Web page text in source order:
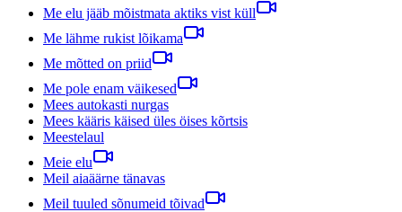
Me elu jääb mõistmata aktiks vist küll
Me lähme rukist lõikama
Me mõtted on priid
Me pole enam väikesed
Mees autokasti nurgas
Mees kääris käised üles öises kõrtsis
Meestelaul
Meie elu
Meil aiaäärne tänavas
Meil tuuled sõnumeid tõivad